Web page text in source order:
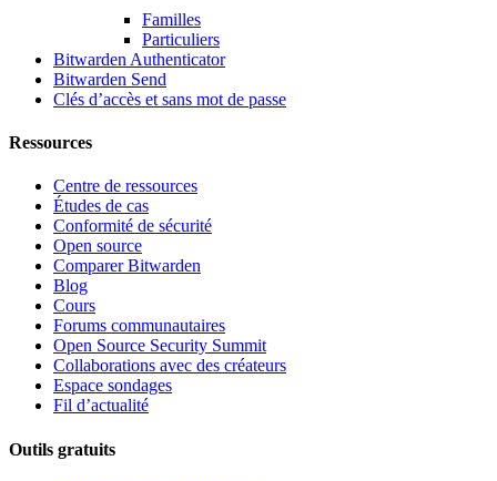
Familles
Particuliers
Bitwarden Authenticator
Bitwarden Send
Clés d’accès et sans mot de passe
Ressources
Centre de ressources
Études de cas
Conformité de sécurité
Open source
Comparer Bitwarden
Blog
Cours
Forums communautaires
Open Source Security Summit
Collaborations avec des créateurs
Espace sondages
Fil d’actualité
Outils gratuits